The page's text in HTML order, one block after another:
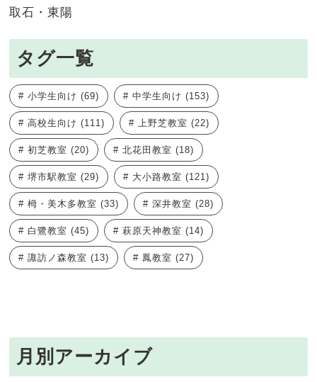
取石・東陽
タグ一覧
小学生向け(69) 中学生向け(153)
高校生向け(111) 上野芝教室(22)
初芝教室(20) 北花田教室(18)
堺市駅教室(29) 大小路教室(121)
栂・美木多教室(33) 深井教室(28)
白鷺教室(45) 萩原天神教室(14)
諏訪ノ森教室(13) 鳳教室(27)
月別アーカイブ